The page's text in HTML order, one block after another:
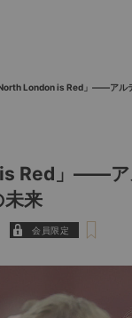
North London is Red」――アル
Red」――ア
未来